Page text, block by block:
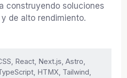
construyendo soluciones
de alto rendimiento.
React, Next.js, Astro,
HTMX, Tailwind,